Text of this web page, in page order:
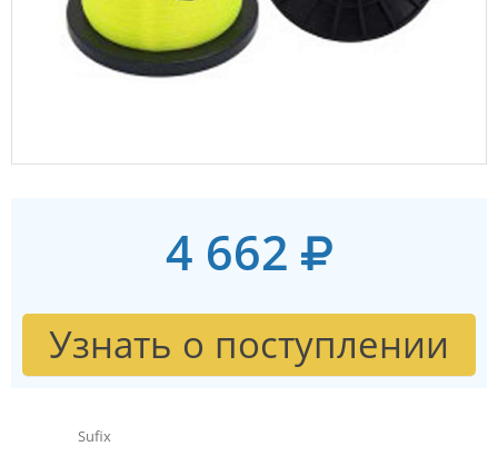
4 662
Узнать о поступлении
Sufix